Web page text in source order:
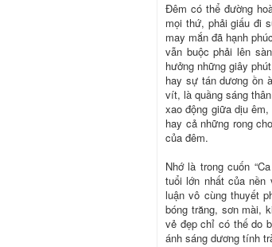
Đêm có thể đường
mọi thứ, phải giấu đi
may mắn đã hạnh
vẫn buộc phải lên
hưởng những giây
hay sự tán dương ồn
vít, là quầng sáng
xao động giữa dịu
hay cả những rong
của đêm.
Nhớ là trong cuốn
tuổi lớn nhất của nền
luận vô cùng thuyết
bóng trăng, sơn mài,
vẻ đẹp chỉ có thế do
ánh sáng dương tính